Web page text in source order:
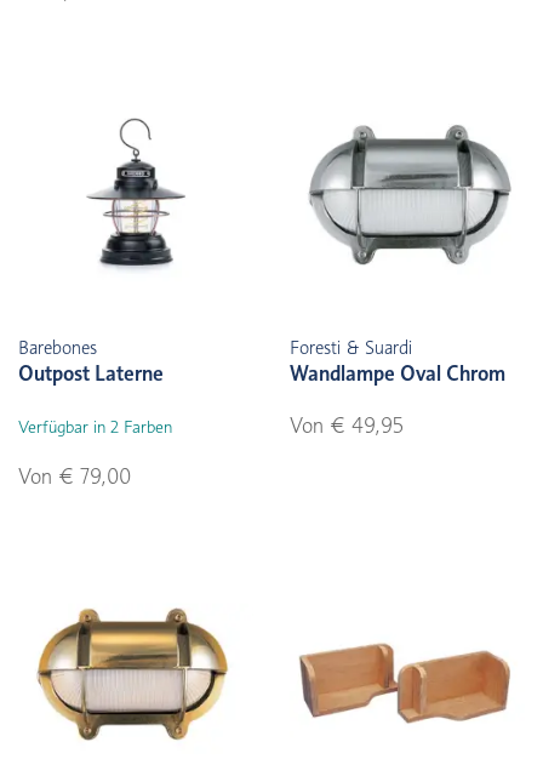
Barebones
Outpost Laterne
Verfügbar in 2 Farben
Von € 79,00
Foresti & Suardi
Wandlampe Oval Chrom
Von € 49,95